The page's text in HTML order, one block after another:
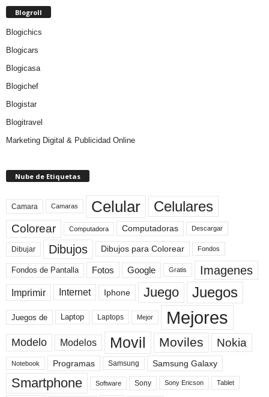
Blogroll
Blogichics
Blogicars
Blogicasa
Blogichef
Blogistar
Blogitravel
Marketing Digital & Publicidad Online
Nube de Etiquetas
Camara Camaras Celular Celulares
Colorear Computadora Computadoras Descargar
Dibujar Dibujos Dibujos para Colorear Fondos
Fondos de Pantalla Fotos Google Gratis Imagenes
Imprimir Internet Iphone Juego Juegos
Juegos de Laptop Laptops Mejor Mejores
Modelo Modelos Movil Moviles Nokia
Notebook Programas Samsung Samsung Galaxy
Smartphone Software Sony Sony Ericson Tablet